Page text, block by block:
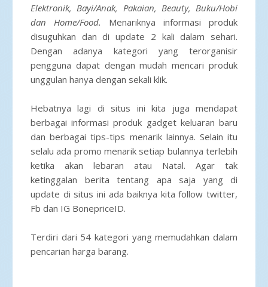
Elektronik, Bayi/Anak, Pakaian, Beauty, Buku/Hobi
dan Home/Food. Menariknya informasi produk
disuguhkan dan di update 2 kali dalam sehari.
Dengan adanya kategori yang terorganisir
pengguna dapat dengan mudah mencari produk
unggulan hanya dengan sekali klik.
Hebatnya lagi di situs ini kita juga mendapat
berbagai informasi produk gadget keluaran baru
dan berbagai tips-tips menarik lainnya. Selain itu
selalu ada promo menarik setiap bulannya terlebih
ketika akan lebaran atau Natal. Agar tak
ketinggalan berita tentang apa saja yang di
update di situs ini ada baiknya kita follow twitter,
Fb dan IG BonepriceID.
Terdiri dari 54 kategori yang memudahkan dalam
pencarian harga barang.